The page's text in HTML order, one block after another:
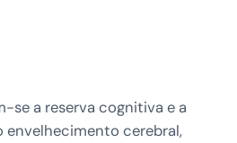
se a reserva cognitiva e a
envelhecimento cerebral,